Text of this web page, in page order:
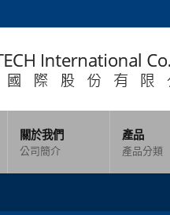
關於我們
公司簡介
產品
產品分類